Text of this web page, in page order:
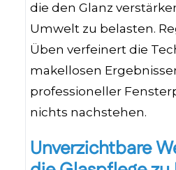
die den Glanz
Umwelt zu belasten.
Üben verfeinert die
makellosen
professioneller
nichts nachstehen.
Unverzichtbare